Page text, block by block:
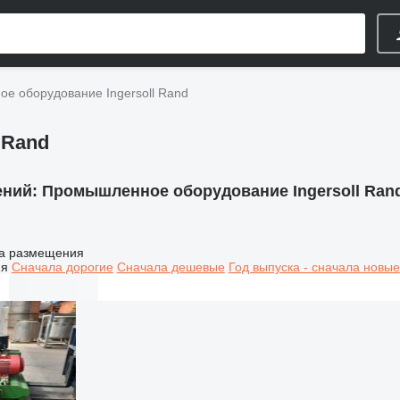
оборудование Ingersoll Rand
Промышленное оборудование Ingersoll
размещения
Сначала дорогие Сначала дешевые Год выпуска - сначала новые